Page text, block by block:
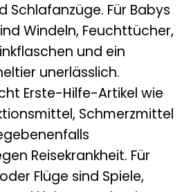
Schlafanzüge. Für Babys
Windeln, Feuchttücher,
und ein
unerlässlich.
Erste-Hilfe-Artikel wie
Schmerzmittel
Reisekrankheit. Für
Flüge sind Spiele,